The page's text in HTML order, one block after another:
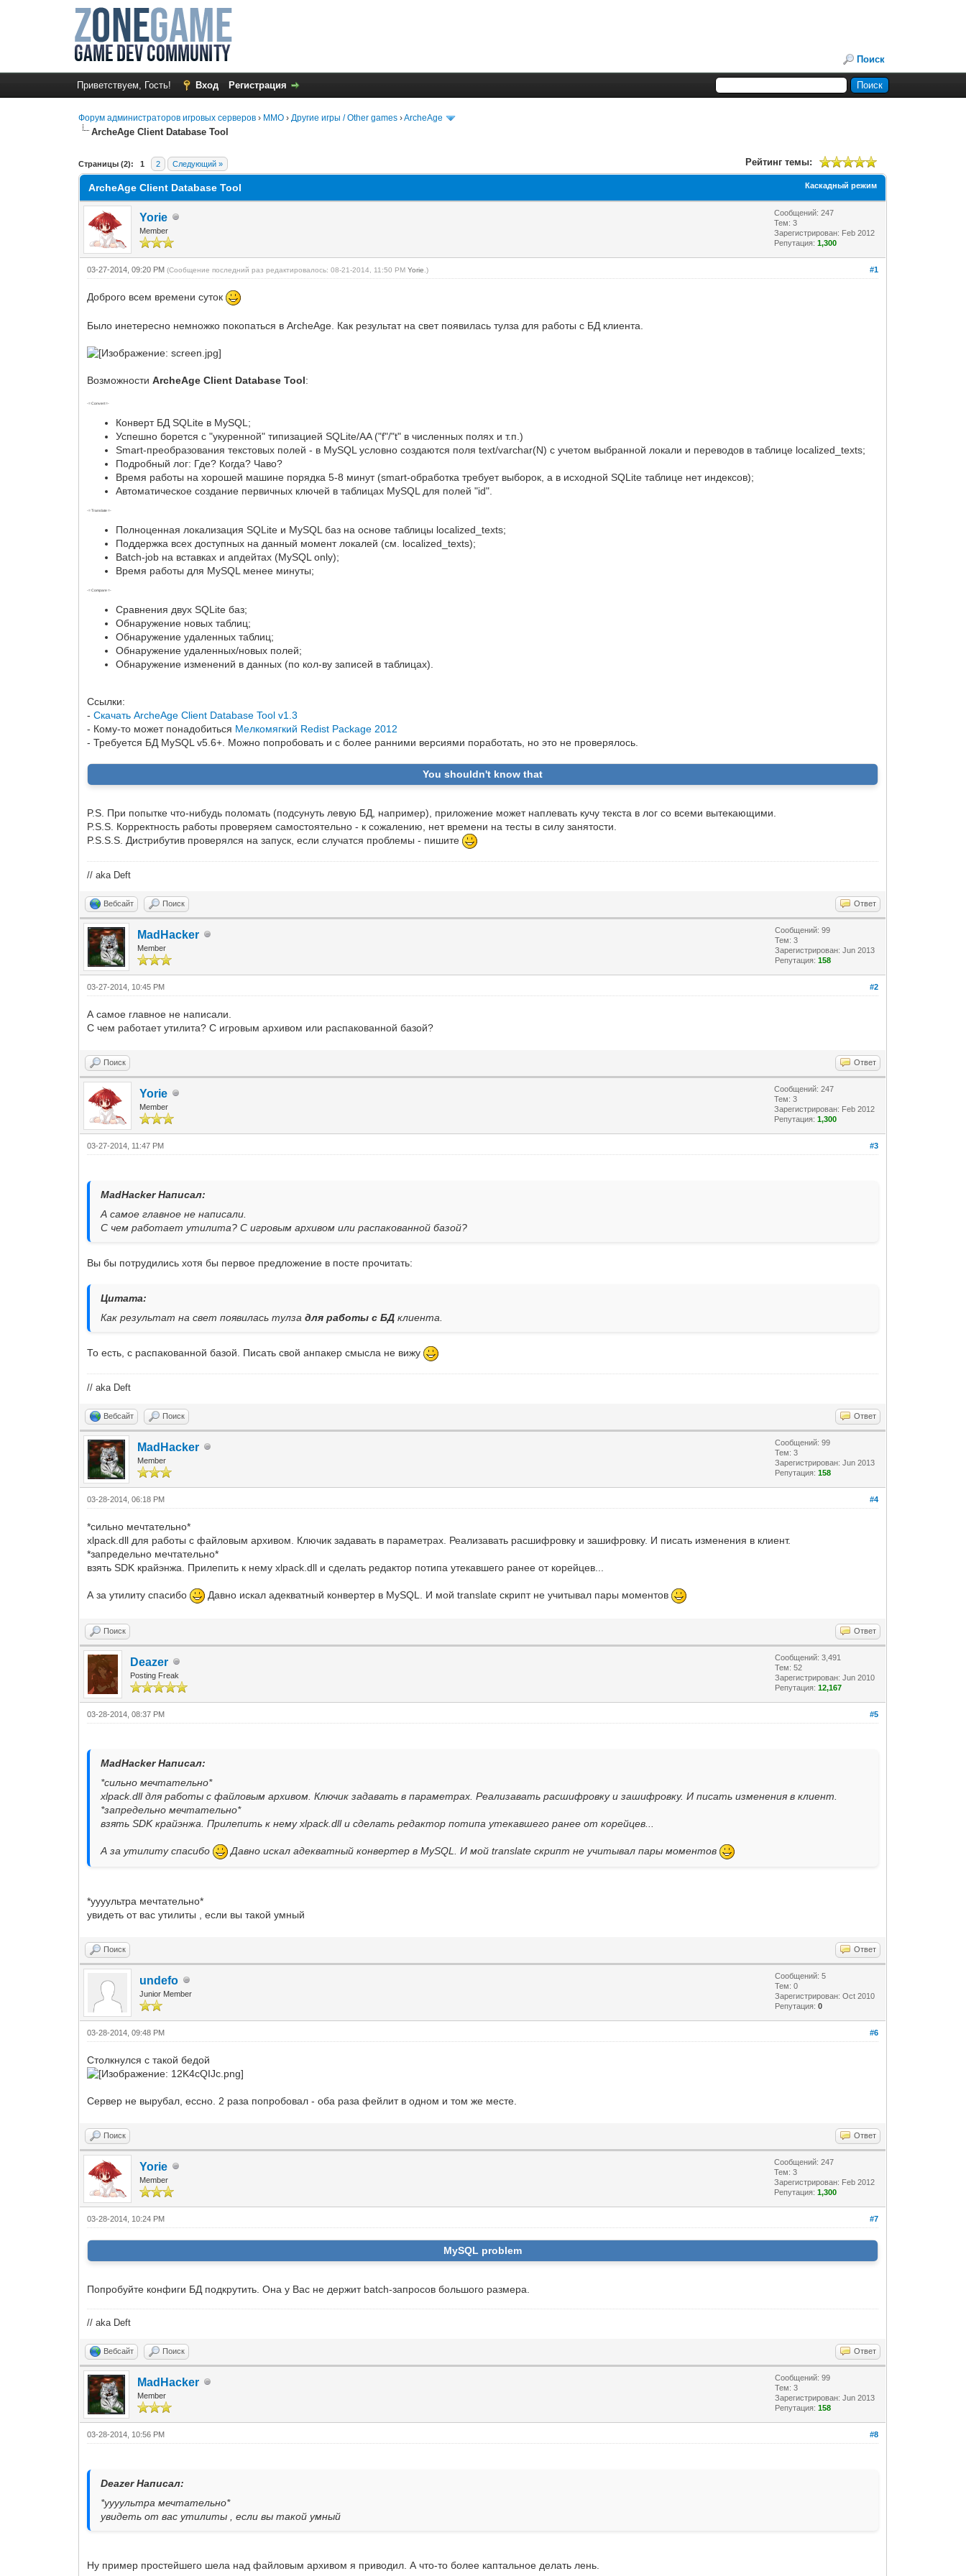
Поиск
Приветствуем, Гость! Вход Регистрация
Форум администраторов игровых серверов › MMO ›Другие игры / Other games ›ArcheAge
ArcheAge Client Database Tool
Страницы (2): 1 2 Следующий » Рейтинг темы:
1 Голос(ов) - 5 в среднем
1
2
3
4
5
Каскадный режим
ArcheAge Client Database Tool
Yorie
Member
Сообщений: 247
Тем: 3
Зарегистрирован: Feb 2012
Репутация:1,300
#1
03-27-2014, 09:20 PM(Сообщение последний раз редактировалось: 08-21-2014, 11:50 PMYorie .)
Доброго всем времени суток
Было инетересно немножко покопаться в ArcheAge. Как результат на свет появилась тулза для работы с БД клиента.
ВозможностиArcheAge Client Database Tool:
-= Convert =-
Конверт БД SQLite в MySQL;
Успешно борется с "укуренной" типизацией SQLite/AA ("f"/"t" в численных полях и т.п.)
Smart-преобразования текстовых полей - в MySQL условно создаются поля text/varchar(N) с учетом выбранной локали и переводов в таблице localized_texts;
Подробный лог: Где? Когда? Чаво?
Время работы на хорошей машине порядка 5-8 минут (smart-обработка требует выборок, а в исходной SQLite таблице нет индексов);
Автоматическое создание первичных ключей в таблицах MySQL для полей "id".
-= Translate =-
Полноценная локализация SQLite и MySQL баз на основе таблицы localized_texts;
Поддержка всех доступных на данный момент локалей (см. localized_texts);
Batch-job на вставках и апдейтах (MySQL only);
Время работы для MySQL менее минуты;
-= Compare =-
Сравнения двух SQLite баз;
Обнаружение новых таблиц;
Обнаружение удаленных таблиц;
Обнаружение удаленных/новых полей;
Обнаружение изменений в данных (по кол-ву записей в таблицах).
Ссылки:
-Скачать ArcheAge Client Database Tool v1.3
- Кому-то может понадобиться Мелкомягкий Redist Package 2012
- Требуется БД MySQL v5.6+. Можно попробовать и с более ранними версиями поработать, но это не проверялось.
You shouldn't know that
P.S. При попытке что-нибудь поломать (подсунуть левую БД, например), приложение может наплевать кучу текста в лог со всеми вытекающими.
P.S.S. Корректность работы проверяем самостоятельно - к сожалению, нет времени на тесты в силу занятости.
P.S.S.S. Дистрибутив проверялся на запуск, если случатся проблемы - пишите
// aka Deft
Вебсайт Поиск Ответ
MadHacker
Member
Сообщений: 99
Тем: 3
Зарегистрирован: Jun 2013
Репутация:158
#2
03-27-2014, 10:45 PM
А самое главное не написали.
С чем работает утилита? С игровым архивом или распакованной базой?
Поиск Ответ
Yorie
Member
Сообщений: 247
Тем: 3
Зарегистрирован: Feb 2012
Репутация:1,300
#3
03-27-2014, 11:47 PM
MadHacker Написал:
А самое главное не написали.
С чем работает утилита? С игровым архивом или распакованной базой?
Вы бы потрудились хотя бы первое предложение в посте прочитать:
Цитата:
Как результат на свет появилась тулзадля работы с БД клиента.
То есть, с распакованной базой. Писать свой анпакер смысла не вижу
// aka Deft
Вебсайт Поиск Ответ
MadHacker
Member
Сообщений: 99
Тем: 3
Зарегистрирован: Jun 2013
Репутация:158
#4
03-28-2014, 06:18 PM
*сильно мечтательно*
xlpack.dll для работы с файловым архивом. Ключик задавать в параметрах. Реализавать расшифровку и зашифровку. И писать изменения в клиент.
*запредельно мечтательно*
взять SDK крайэнжа. Прилепить к нему xlpack.dll и сделать редактор потипа утекавшего ранее от корейцев...
А за утилиту спасибо Давно искал адекватный конвертер в MySQL. И мой translate скрипт не учитывал пары моментов
Поиск Ответ
Deazer
Posting Freak
Сообщений: 3,491
Тем: 52
Зарегистрирован: Jun 2010
Репутация:12,167
#5
03-28-2014, 08:37 PM
MadHacker Написал:
*сильно мечтательно*
xlpack.dll для работы с файловым архивом. Ключик задавать в параметрах. Реализавать расшифровку и зашифровку. И писать изменения в клиент.
*запредельно мечтательно*
взять SDK крайэнжа. Прилепить к нему xlpack.dll и сделать редактор потипа утекавшего ранее от корейцев...
А за утилиту спасибо Давно искал адекватный конвертер в MySQL. И мой translate скрипт не учитывал пары моментов
*уууультра мечтательно*
увидеть от вас утилиты , если вы такой умный
Поиск Ответ
undefo
Junior Member
Сообщений: 5
Тем: 0
Зарегистрирован: Oct 2010
Репутация:0
#6
03-28-2014, 09:48 PM
Столкнулся с такой бедой
Сервер не вырубал, ессно. 2 раза попробовал - оба раза фейлит в одном и том же месте.
Поиск Ответ
Yorie
Member
Сообщений: 247
Тем: 3
Зарегистрирован: Feb 2012
Репутация:1,300
#7
03-28-2014, 10:24 PM
MySQL problem
Попробуйте конфиги БД подкрутить. Она у Вас не держит batch-запросов большого размера.
// aka Deft
Вебсайт Поиск Ответ
MadHacker
Member
Сообщений: 99
Тем: 3
Зарегистрирован: Jun 2013
Репутация:158
#8
03-28-2014, 10:56 PM
Deazer Написал:
*уууультра мечтательно*
увидеть от вас утилиты , если вы такой умный
Ну пример простейшего шела над файловым архивом я приводил. А что-то более каптальное делать лень.